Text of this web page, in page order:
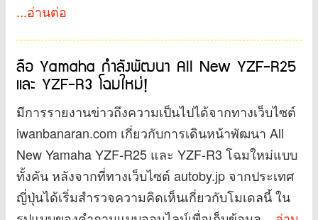
...อ่านต่อ
ลือ Yamaha กำลังพัฒนา All New YZF-R25
และ YZF-R3 โฉมใหม่!
มีการรายงานข่าวถึงความเป็นไปได้จากทางเว็บไซต์
iwanbanaran.com เกี่ยวกับการเดินหน้าพัฒนา All
New Yamaha YZF-R25 และ YZF-R3 โฉมใหม่แบบ
ทั้งคัน หลังจากที่ทางเว็บไซต์ autoby.jp จากประเทศ
ญี่ปุ่นได้เริ่มสำรวจความคิดเห็นเกี่ยวกับโมเดลนี้ ใน